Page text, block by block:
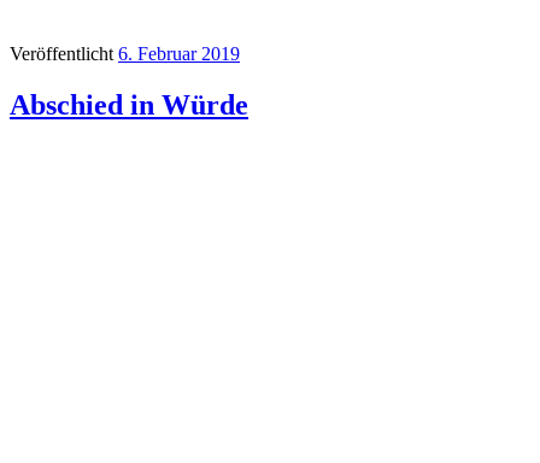
Veröffentlicht6. Februar 2019
Abschied in Würde